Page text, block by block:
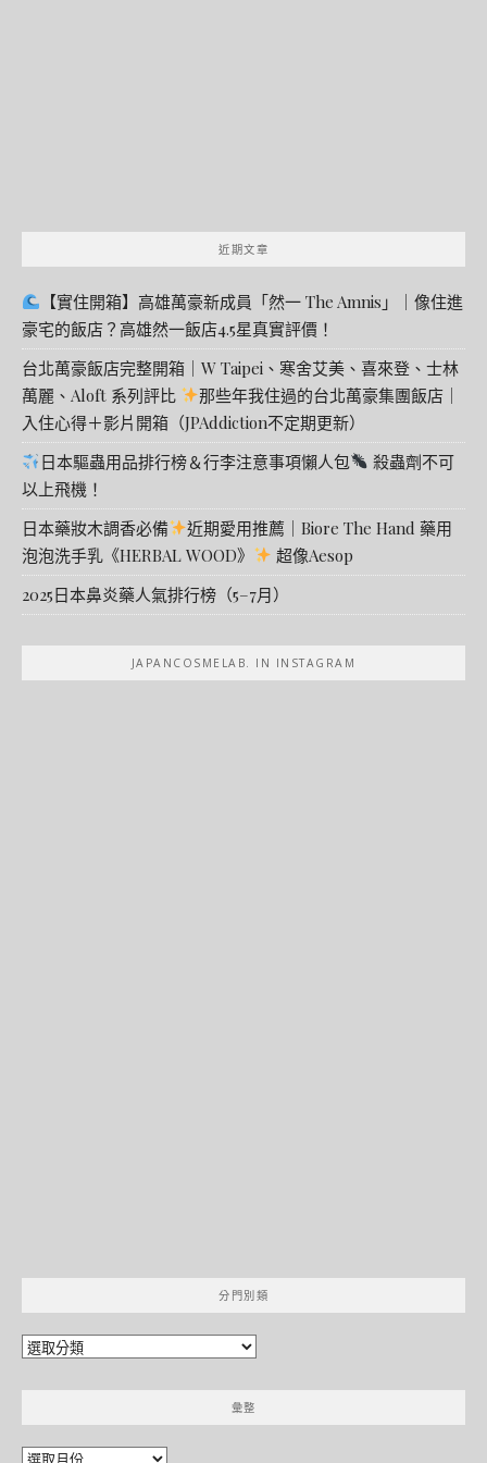
近期文章
【實住開箱】高雄萬豪新成員「然一 The Amnis」｜像住進
豪宅的飯店？高雄然一飯店4.5星真實評價！
台北萬豪飯店完整開箱｜W Taipei、寒舍艾美、喜來登、士林
萬麗、Aloft 系列評比
那些年我住過的台北萬豪集團飯店｜
入住心得＋影片開箱（JPAddiction不定期更新）
日本驅蟲用品排行榜＆行李注意事項懶人包
殺蟲劑不可
以上飛機！
日本藥妝木調香必備
近期愛用推薦｜Biore The Hand 藥用
泡泡洗手乳《HERBAL WOOD》
超像Aesop
2025日本鼻炎藥人氣排行榜（5–7月）
JAPANCOSMELAB. IN INSTAGRAM
分門別類
分
別
彙整
彙